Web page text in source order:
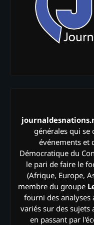
générales qui se
événements et
Démocratique du
le pari de faire le
(Afrique, Europe,
membre du groupe
fourni des analyses
variés sur des
en passant par